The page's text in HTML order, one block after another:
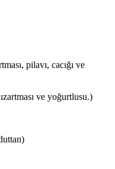
pilavı, cacığı ve
ve yoğurtlusu.)